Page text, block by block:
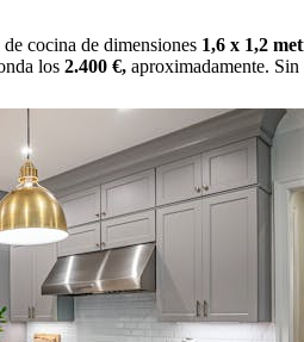
cocina de dimensiones 1,6 x 1,2
los 2.400 €, aproximadamente.